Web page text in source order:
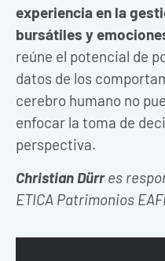
experiencia en la
bursátiles y
reúne el potencial de
datos de los
cerebro humano no
enfocar la toma de
perspectiva.
Christian Dürres
ETICA Patrimonios